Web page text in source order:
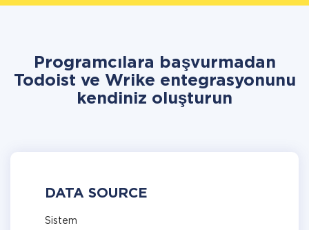
Programcılara başvurmadan
Todoist ve Wrike entegrasyonunu
kendiniz oluşturun
DATA SOURCE
Sistem